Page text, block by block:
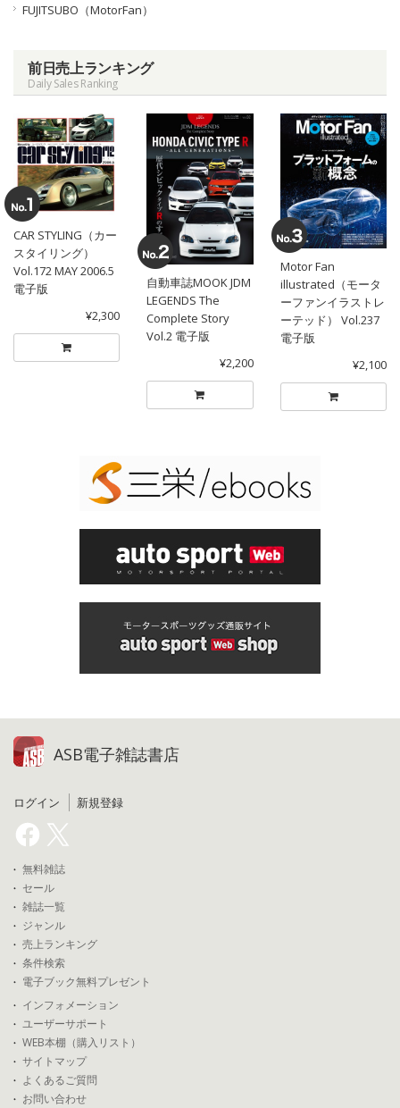
FUJITSUBO（MotorFan）
前日売上ランキング
Daily Sales Ranking
CAR STYLING（カー
スタイリング）
Vol.172 MAY 2006.5
電子版
¥2,300
自動車誌MOOK JDM
LEGENDS The
Complete Story
Vol.2 電子版
¥2,200
Motor Fan
illustrated（モータ
ーファンイラストレ
ーテッド） Vol.237
電子版
¥2,100
ASB電子雑誌書店
ログイン 新規登録
無料雑誌
セール
雑誌一覧
ジャンル
売上ランキング
条件検索
電子ブック無料プレゼント
インフォメーション
ユーザーサポート
WEB本棚（購入リスト）
サイトマップ
よくあるご質問
お問い合わせ